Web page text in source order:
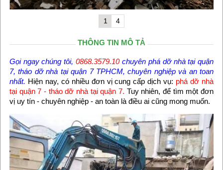
1 4
THÔNG TIN MÔ TẢ
Gọi ngay chúng tôi,0868.3579.10chuyên phá dỡ nhà tại quận
7, tháo dỡ nhà tại quận 7 TPHCM, chuyên nghiệp và an toan
nhất. Hiện nay, có nhiều đơn vị cung cấp dịch vụ: phá dỡ nhà
tại quận 7 - tháo dỡ nhà tại quận 7. Tuy nhiên, để tìm một đơn
vị uy tín - chuyên nghiệp - an toàn là điều ai cũng mong muốn.